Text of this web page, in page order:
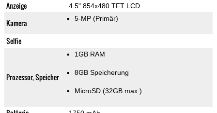
Anzeige 4.5" 854x480 TFT LCD
Kamera 5-MP (Primär)
Selfie
Prozessor, Speicher
1GB RAM
8GB Speicherung
MicroSD (32GB max.)